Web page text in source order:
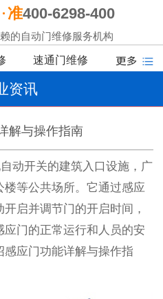
准400-6298-400
的自动门维修服务机构
速通门维修
资讯
解与操作指南
动开关的建筑入口设施，广
等公共场所。它通过感应
启并调节门的开启时间，
应门的正常运行和人员的安
感应门功能详解与操作指